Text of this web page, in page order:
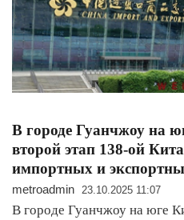
В городе Гуанчжоу на
второй этап 138-ой
импортных и
metroadmin 23.10.2025 11:07
В городе Гуанчжоу на юге